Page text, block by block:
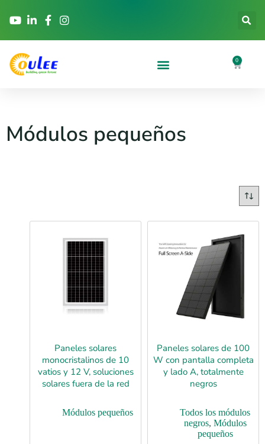
0
Módulos pequeños
Paneles solares
monocristalinos de 10
vatios y 12 V, soluciones
solares fuera de la red
Módulos pequeños
Paneles solares de 100
W con pantalla completa
y lado A, totalmente
negros
Todos los módulos
negros, Módulos
pequeños